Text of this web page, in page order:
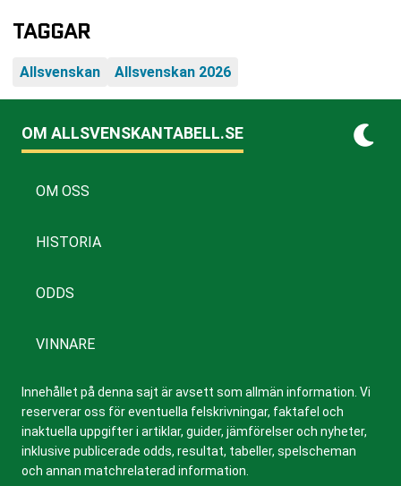
TAGGAR
Allsvenskan Allsvenskan 2026
OM ALLSVENSKANTABELL.SE
OM OSS
HISTORIA
ODDS
VINNARE
Innehållet på denna sajt är avsett som allmän information. Vi
reserverar oss för eventuella felskrivningar, faktafel och
inaktuella uppgifter i artiklar, guider, jämförelser och nyheter,
inklusive publicerade odds, resultat, tabeller, spelscheman
och annan matchrelaterad information.